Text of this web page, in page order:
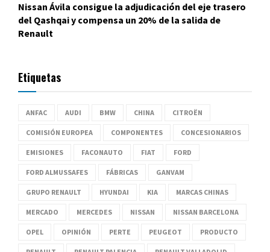
Nissan Ávila consigue la adjudicación del eje trasero
del Qashqai y compensa un 20% de la salida de
Renault
Etiquetas
ANFAC AUDI BMW CHINA CITROËN
COMISIÓN EUROPEA COMPONENTES CONCESIONARIOS
EMISIONES FACONAUTO FIAT FORD
FORD ALMUSSAFES FÁBRICAS GANVAM
GRUPO RENAULT HYUNDAI KIA MARCAS CHINAS
MERCADO MERCEDES NISSAN NISSAN BARCELONA
OPEL OPINIÓN PERTE PEUGEOT PRODUCTO